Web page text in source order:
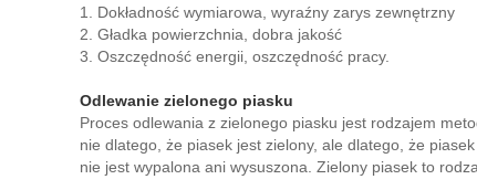
1. Dokładność wymiarowa, wyraźny zarys zewnętrzny
2. Gładka powierzchnia, dobra jakość
3. Oszczędność energii, oszczędność pracy.
Odlewanie zielonego piasku
Proces odlewania z zielonego piasku jest rodzajem
nie dlatego, że piasek jest zielony, ale dlatego, że
nie jest wypalona ani wysuszona. Zielony piasek to